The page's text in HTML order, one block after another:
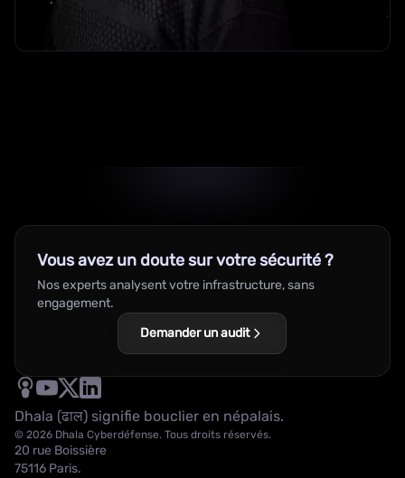
Vous avez un doute sur votre sécurité ?
Nos experts analysent votre infrastructure, sans
engagement.
Demander un audit
Dhala (ढाल) signifie bouclier en népalais.
© 2026 Dhala Cyberdéfense. Tous droits réservés.
20 rue Boissière
75116 Paris.